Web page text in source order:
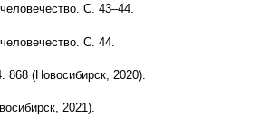
С. 43–44.
С. 44.
868 (Новосибирск, 2020).
2021).